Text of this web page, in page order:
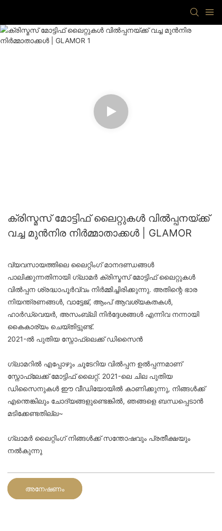
ക്രിസ്മസ് മോട്ടിഫ് ലൈറ്റുകൾ വിൽപ്പനയ്ക്ക്
വച്ച മുൻനിര നിർമ്മാതാക്കൾ | GLAMOR
വ്യവസായത്തിലെ ലൈറ്റിംഗ് മാനദണ്ഡങ്ങൾ
പാലിക്കുന്നതിനായി ഗ്ലാമർ ക്രിസ്മസ് മോട്ടിഫ് ലൈറ്റുകൾ
വിൽപ്പന ശ്രദ്ധാപൂർവ്വം നിർമ്മിച്ചിരിക്കുന്നു. അതിന്റെ ഭാര
നിയന്ത്രണങ്ങൾ, വാട്ടേജ്, ആംപ് ആവശ്യകതകൾ,
ഹാർഡ്‌വെയർ, അസംബ്ലി നിർദ്ദേശങ്ങൾ എന്നിവ നന്നായി
കൈകാര്യം ചെയ്തിട്ടുണ്ട്.
2021-ൽ പുതിയ സ്നോഫ്ലെക്ക് ഡിസൈൻ
ഗ്ലാമറിൽ എപ്പോഴും ചൂടേറിയ വിൽപ്പന ഉൽപ്പന്നമാണ്
സ്നോഫ്ലേക്ക് മോട്ടിഫ് ലൈറ്റ്. 2021-ലെ ചില പുതിയ
ഡിസൈനുകൾ ഈ വീഡിയോയിൽ കാണിക്കുന്നു, നിങ്ങൾക്ക്
എന്തെങ്കിലും ചോദ്യങ്ങളുണ്ടെങ്കിൽ, ഞങ്ങളെ ബന്ധപ്പെടാൻ
മടിക്കേണ്ടതില്ല~
ഗ്ലാമർ ലൈറ്റിംഗ് നിങ്ങൾക്ക് സന്തോഷവും പ്രതീക്ഷയും
നൽകുന്നു
അനേഷണം